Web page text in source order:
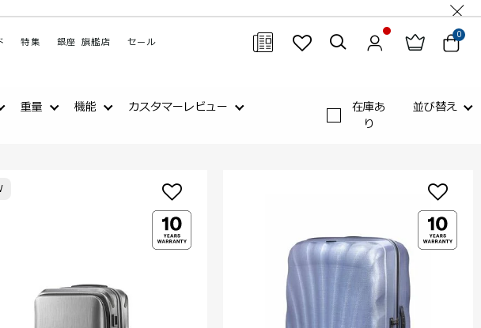
特集 銀座 旗艦店 セール
0
閉じる
重量 機能 カスタマーレビュー
在庫あ
り
並び替え